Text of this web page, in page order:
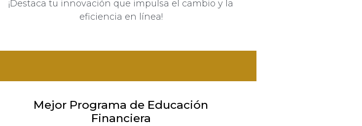
¡Destaca tu innovación que impulsa el cambio y la
eficiencia en línea!
Mejor Programa de Educación
Financiera